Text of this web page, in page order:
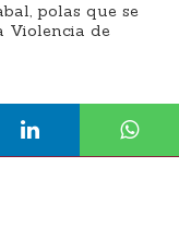
polas que se
Violencia de